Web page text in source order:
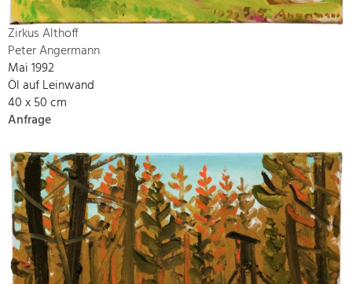
Zirkus Althoff
Peter Angermann
Mai 1992
Öl auf Leinwand
40 x 50 cm
Anfrage